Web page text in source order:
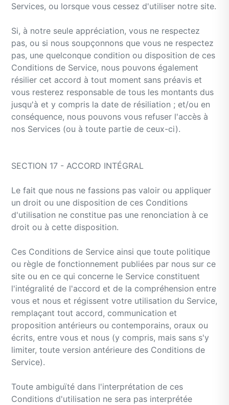
Services, ou lorsque vous cessez d'utiliser notre site.
Si, à notre seule appréciation, vous ne respectez
pas, ou si nous soupçonnons que vous ne respectez
pas, une quelconque condition ou disposition de ces
Conditions de Service, nous pouvons également
résilier cet accord à tout moment sans préavis et
vous resterez responsable de tous les montants dus
jusqu'à et y compris la date de résiliation ; et/ou en
conséquence, nous pouvons vous refuser l'accès à
nos Services (ou à toute partie de ceux-ci).
SECTION 17 - ACCORD INTÉGRAL
Le fait que nous ne fassions pas valoir ou appliquer
un droit ou une disposition de ces Conditions
d'utilisation ne constitue pas une renonciation à ce
droit ou à cette disposition.
Ces Conditions de Service ainsi que toute politique
ou règle de fonctionnement publiées par nous sur ce
site ou en ce qui concerne le Service constituent
l'intégralité de l'accord et de la compréhension entre
vous et nous et régissent votre utilisation du Service,
remplaçant tout accord, communication et
proposition antérieurs ou contemporains, oraux ou
écrits, entre vous et nous (y compris, mais sans s'y
limiter, toute version antérieure des Conditions de
Service).
Toute ambiguïté dans l'interprétation de ces
Conditions d'utilisation ne sera pas interprétée